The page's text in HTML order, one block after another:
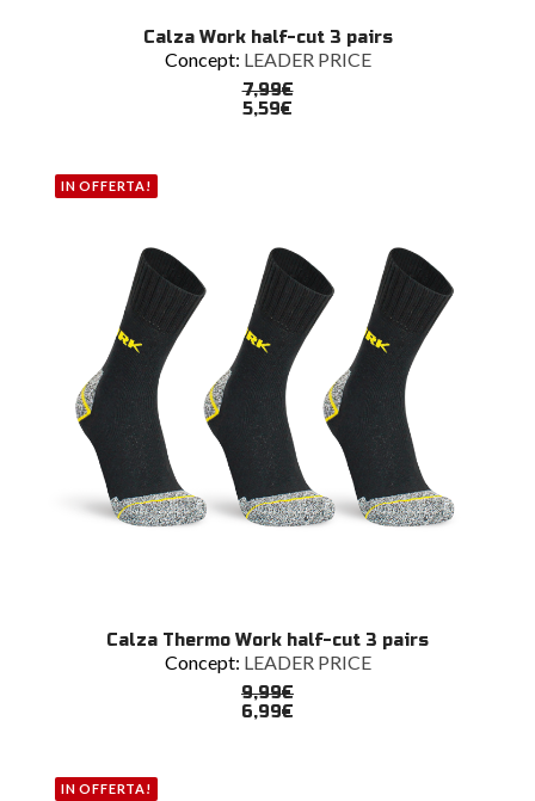
SCEGLI
possono
essere
Calza Work half-cut 3 pairs
Concept: LEADER PRICE
7,99€
5,59€
IN OFFERTA!
SCEGLI
prodotto
possono
Calza Thermo Work half-cut 3 pairs
Concept: LEADER PRICE
9,99€
6,99€
IN OFFERTA!